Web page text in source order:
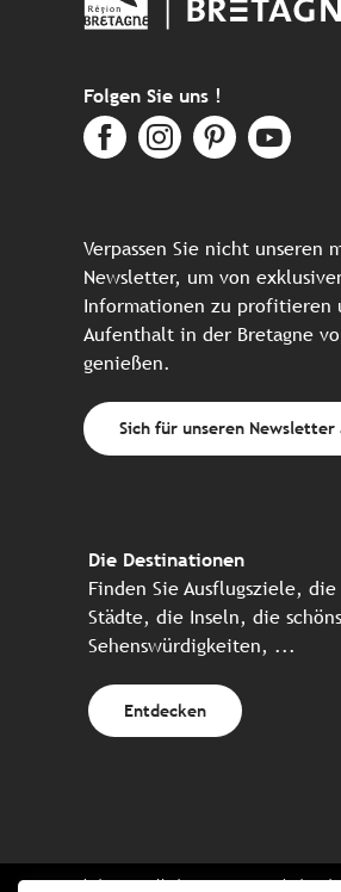
Folgen Sie uns !
Verpassen Sie nicht unseren
Newsletter, um von
Informationen zu profitieren
Aufenthalt in der Bretagne
genießen.
Sich für unseren Newsletter
Die Destinationen
Finden Sie Ausflugsziele, die
Städte, die Inseln, die
Sehenswürdigkeiten, ...
Entdecken
Website erstellt in Zusammenarbeit